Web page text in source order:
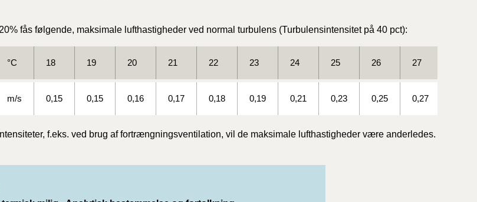
BR18 (1/7-31/12
fås følgende, maksimale lufthastigheder ved normal turbulens (Turbulensintensitet på 40 pct):
°C 18 19 20 21 22 23 24 25 26 27
m/s 0,15 0,15 0,16 0,17 0,18 0,19 0,21 0,23 0,25 0,27
f.eks. ved brug af fortrængningsventilation, vil de maksimale lufthastigheder være anderledes.